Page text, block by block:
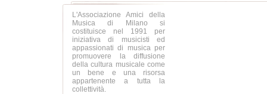
L'Associazione Amici della
Musica di Milano si
costituisce nel 1991 per
iniziativa di musicisti ed
appassionati di musica per
promuovere la diffusione
della cultura musicale come
un bene e una risorsa
appartenente a tutta la
collettività.